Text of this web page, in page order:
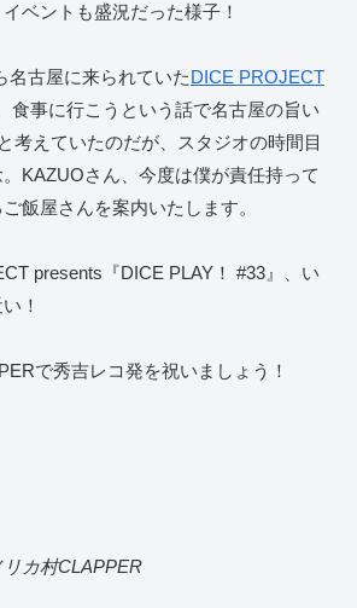
ベントも盛況だった様子！
名古屋に来られていたDICE PROJECT
食事に行こうという話で名古屋の旨い
考えていたのだが、スタジオの時間目
KAZUOさん、今度は僕が責任持って
飯屋さんを案内いたします。
presents『DICE PLAY！ #33』、い
！
で秀吉レコ発を祝いましょう！
カ村CLAPPER